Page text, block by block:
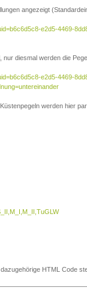
angezeigt
e2d5-4469-
diesmal werden die
e2d5-4469-
werden hier
HTML Code